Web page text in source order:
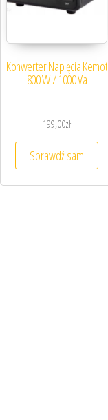
Konwerter Napięcia Kemot
800 W / 1000 Va
199,00zł
Sprawdź sam